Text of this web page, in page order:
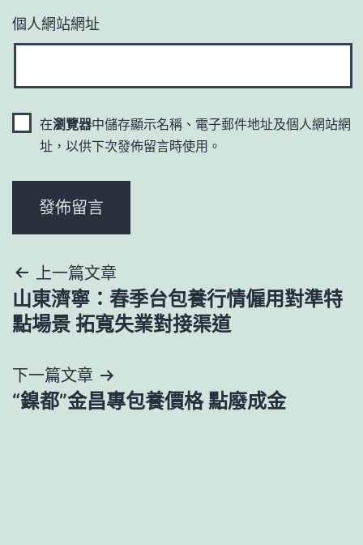
個人網站網址
在瀏覽器中儲存顯示名稱、電子郵件地址及個人網站網
址，以供下次發佈留言時使用。
文
章
覽
上一篇文章
山東濟寧：春季台包養行情僱用對準特
點場景 拓寬失業對接渠道
下一篇文章
“鎳都”金昌專包養價格 點廢成金